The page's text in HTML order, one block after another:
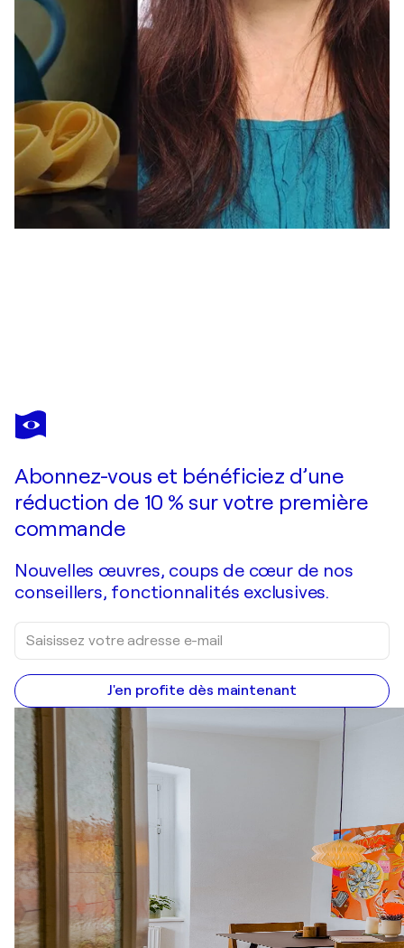
ANJA MORISSE
Vanitas_196_9_6216
Abonnez-vous et bénéficiez d’une
réduction de 10 % sur votre première
commande
Nouvelles œuvres, coups de cœur de nos
conseillers, fonctionnalités exclusives.
J'en profite dès maintenant